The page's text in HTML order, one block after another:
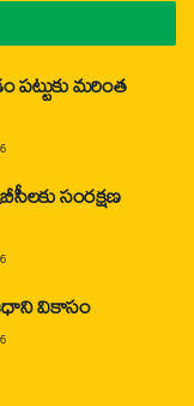
పట్టుకు మరింత
సంరక్షణ
వికాసం